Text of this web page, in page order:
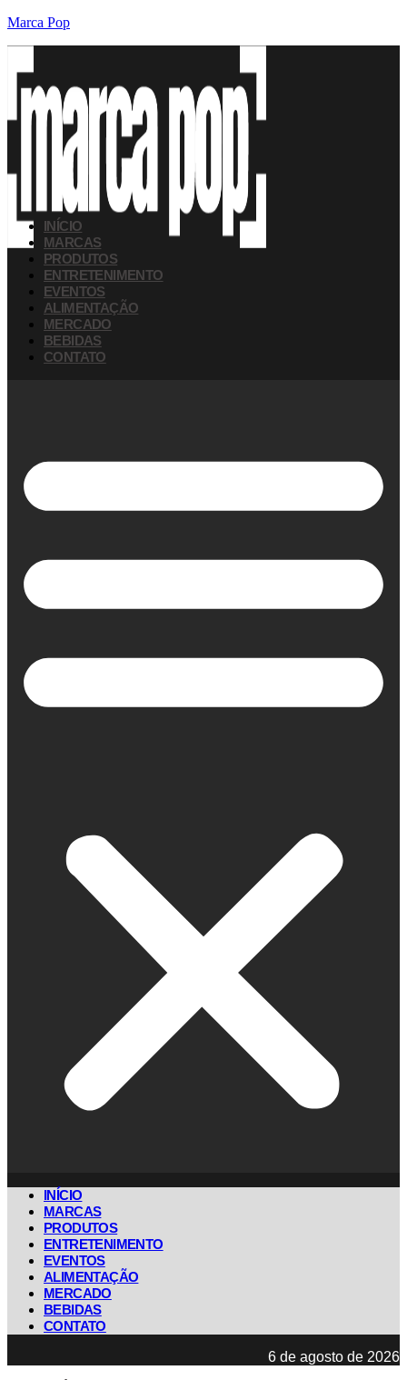
Marca Pop
INÍCIO
MARCAS
PRODUTOS
ENTRETENIMENTO
EVENTOS
ALIMENTAÇÃO
MERCADO
BEBIDAS
CONTATO
INÍCIO
MARCAS
PRODUTOS
ENTRETENIMENTO
EVENTOS
ALIMENTAÇÃO
MERCADO
BEBIDAS
CONTATO
6 de agosto de 2026